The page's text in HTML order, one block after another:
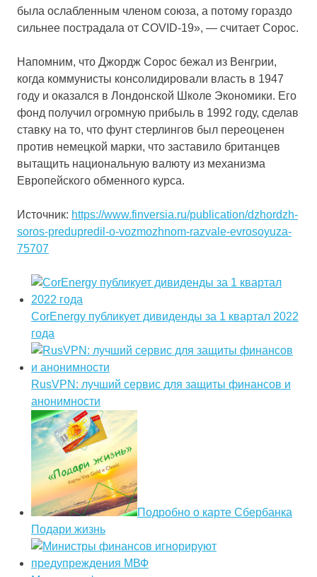
была ослабленным членом союза, а потому гораздо
сильнее пострадала от COVID-19», — считает Сорос.
Напомним, что Джордж Сорос бежал из Венгрии,
когда коммунисты консолидировали власть в 1947
году и оказался в Лондонской Школе Экономики. Его
фонд получил огромную прибыль в 1992 году, сделав
ставку на то, что фунт стерлингов был переоценен
против немецкой марки, что заставило британцев
вытащить национальную валюту из механизма
Европейского обменного курса.
Источник: https://www.finversia.ru/publication/dzhordzh-
soros-predupredil-o-vozmozhnom-razvale-evrosoyuza-
75707
CorEnergy публикует дивиденды за 1 квартал 2022
года
RusVPN: лучший сервис для защиты финансов и
анонимности
Подробно о карте Сбербанка
Подари жизнь